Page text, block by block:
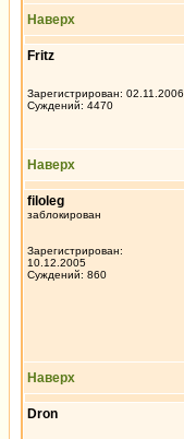
Наверх
Fritz
Зарегистрирован: 02.11.2006
Суждений: 4470
Наверх
filoleg
заблокирован
Зарегистрирован:
10.12.2005
Суждений: 860
Наверх
Dron